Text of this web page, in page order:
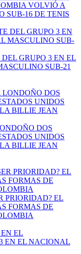
VOLVIÓ A
SUB-16 DE TENIS
GRUPO 3 EN EL
SUB-21
DOS
UNIDOS
BILLIE JEAN
PRIORIDAD? EL
FORMAS DE